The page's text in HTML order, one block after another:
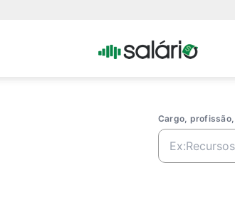
Portal
Cargo, profissão,